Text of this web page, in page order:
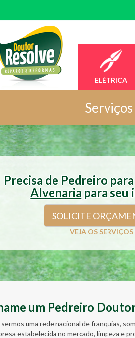
ELÉTRICA
Precisa de Pedreiro
Alvenaria para seu
SOLICITE
VEJA OS SERVIÇOS
um Pedreiro
sermos uma rede nacional de franquias,
estabelecida no mercado, limpeza e